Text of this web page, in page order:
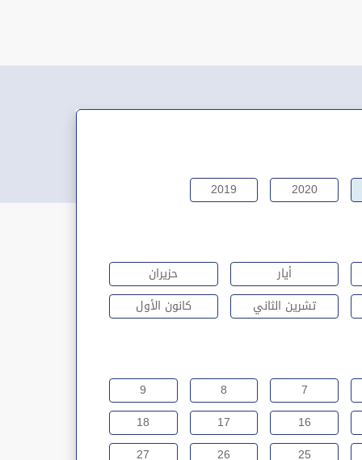
2020
2019
أيار
حزيران
تشرين الثاني
كانون الأول
7
8
9
16
17
18
25
26
27